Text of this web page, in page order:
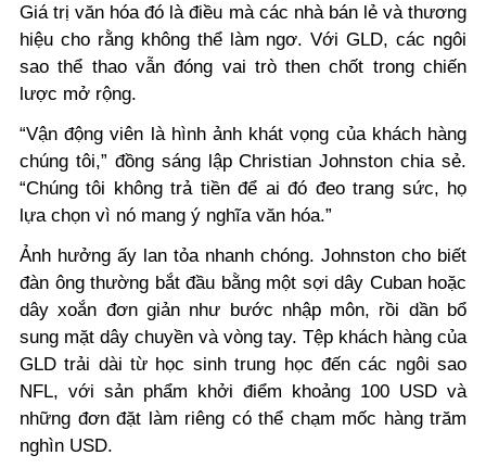
Giá trị văn hóa đó là điều mà các nhà bán lẻ và thương
hiệu cho rằng không thể làm ngơ. Với GLD, các ngôi
sao thể thao vẫn đóng vai trò then chốt trong chiến
lược mở rộng.
“Vận động viên là hình ảnh khát vọng của khách hàng
chúng tôi,” đồng sáng lập Christian Johnston chia sẻ.
“Chúng tôi không trả tiền để ai đó đeo trang sức, họ
lựa chọn vì nó mang ý nghĩa văn hóa.”
Ảnh hưởng ấy lan tỏa nhanh chóng. Johnston cho biết
đàn ông thường bắt đầu bằng một sợi dây Cuban hoặc
dây xoắn đơn giản như bước nhập môn, rồi dần bổ
sung mặt dây chuyền và vòng tay. Tệp khách hàng của
GLD trải dài từ học sinh trung học đến các ngôi sao
NFL, với sản phẩm khởi điểm khoảng 100 USD và
những đơn đặt làm riêng có thể chạm mốc hàng trăm
nghìn USD.